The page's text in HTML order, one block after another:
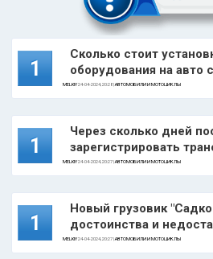
1
Сколько стоит
оборудования на авто
MELKIY24-04-2024, 20:28 |АВТОМОБИЛИ И МОТОЦИКЛЫ
1
Через сколько дней
зарегистрировать
MELKIY24-04-2024, 20:27 |АВТОМОБИЛИ И МОТОЦИКЛЫ
1
Новый грузовик
достоинства и
MELKIY24-04-2024, 20:27 |АВТОМОБИЛИ И МОТОЦИКЛЫ